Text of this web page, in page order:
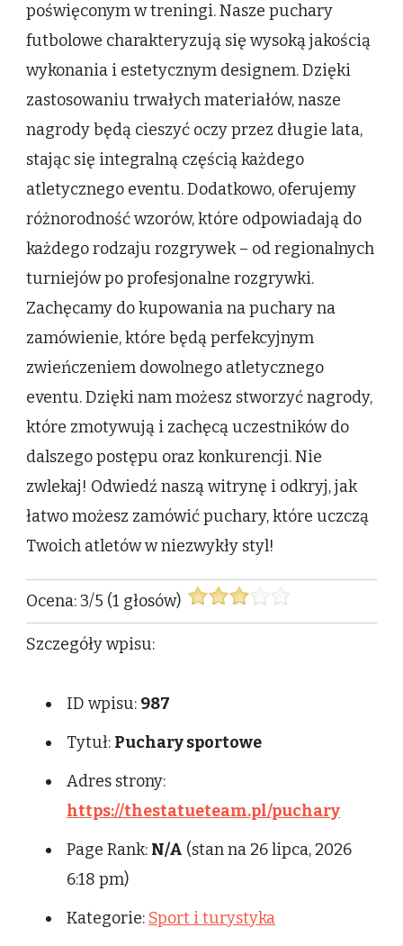
poświęconym w treningi. Nasze puchary
futbolowe charakteryzują się wysoką jakością
wykonania i estetycznym designem. Dzięki
zastosowaniu trwałych materiałów, nasze
nagrody będą cieszyć oczy przez długie lata,
stając się integralną częścią każdego
atletycznego eventu. Dodatkowo, oferujemy
różnorodność wzorów, które odpowiadają do
każdego rodzaju rozgrywek – od regionalnych
turniejów po profesjonalne rozgrywki.
Zachęcamy do kupowania na puchary na
zamówienie, które będą perfekcyjnym
zwieńczeniem dowolnego atletycznego
eventu. Dzięki nam możesz stworzyć nagrody,
które zmotywują i zachęcą uczestników do
dalszego postępu oraz konkurencji. Nie
zwlekaj! Odwiedź naszą witrynę i odkryj, jak
łatwo możesz zamówić puchary, które uczczą
Twoich atletów w niezwykły styl!
Ocena:3/5 (1 głosów)
Szczegóły wpisu:
ID wpisu: 987
Tytuł: Puchary sportowe
Adres strony:
https://thestatueteam.pl/puchary
Page Rank: N/A (stan na 26 lipca, 2026
6:18 pm)
Kategorie: Sport i turystyka